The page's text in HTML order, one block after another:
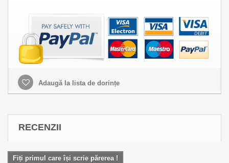
Adaugă la lista de dorințe
RECENZII
Fiți primul care își scrie părerea !